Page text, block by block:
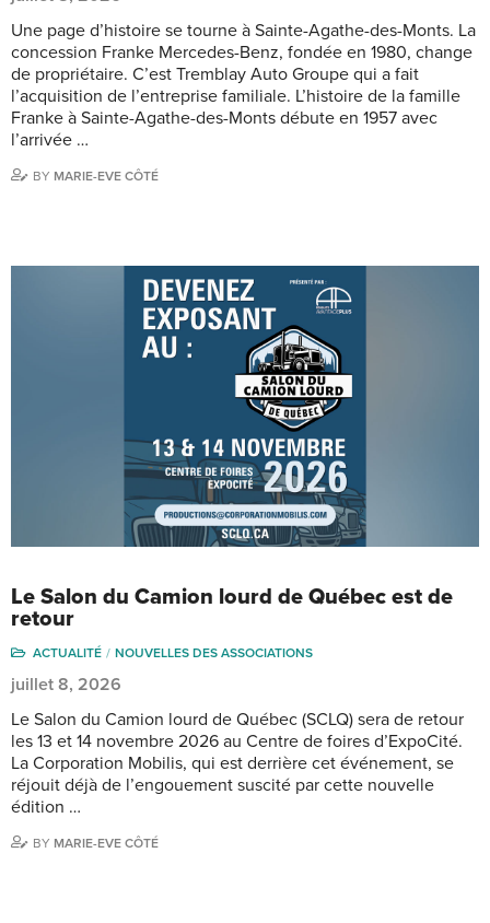
Une page d’histoire se tourne à Sainte-Agathe-des-Monts. La
concession Franke Mercedes-Benz, fondée en 1980, change
de propriétaire. C’est Tremblay Auto Groupe qui a fait
l’acquisition de l’entreprise familiale. L’histoire de la famille
Franke à Sainte-Agathe-des-Monts débute en 1957 avec
l’arrivée …
BY MARIE-EVE CÔTÉ
Le Salon du Camion lourd de Québec est de
retour
ACTUALITÉ NOUVELLES DES ASSOCIATIONS
juillet 8, 2026
Le Salon du Camion lourd de Québec (SCLQ) sera de retour
les 13 et 14 novembre 2026 au Centre de foires d’ExpoCité.
La Corporation Mobilis, qui est derrière cet événement, se
réjouit déjà de l’engouement suscité par cette nouvelle
édition …
BY MARIE-EVE CÔTÉ